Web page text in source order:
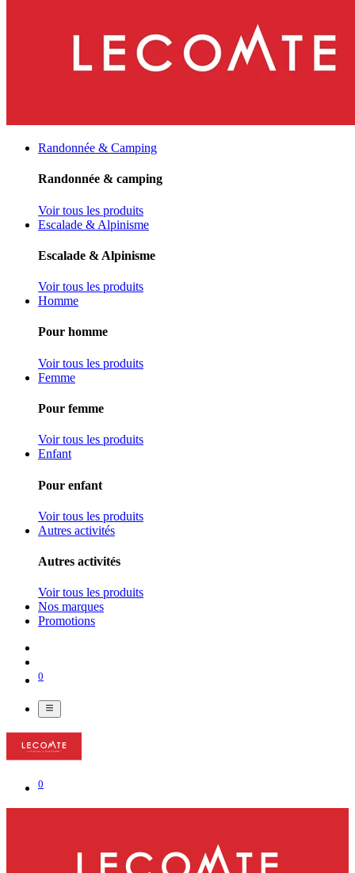
Randonnée & Camping
Randonnée & camping
Voir tous les produits
Escalade & Alpinisme
Escalade & Alpinisme
Voir tous les produits
Homme
Pour homme
Voir tous les produits
Femme
Pour femme
Voir tous les produits
Enfant
Pour enfant
Voir tous les produits
Autres activités
Autres activités
Voir tous les produits
Nos marques
Promotions
0
0